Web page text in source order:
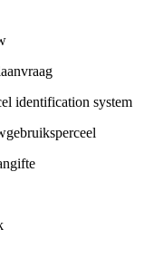
identification system